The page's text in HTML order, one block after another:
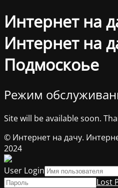
Интернет на
Интернет на
Подмоскоье
Режим
Site will be available soon.
© Интернет на дачу.
2024
User Login
Lost